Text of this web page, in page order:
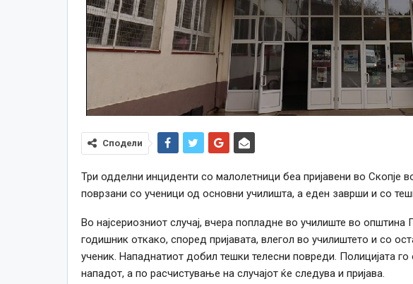
Сподели
Три одделни инциденти со малолетници беа пријавени во Скопје
поврзани со ученици од основни училишта, а еден заврши и со
Во најсериозниот случај, вчера попладне во училиште во општина
годишник откако, според пријавата, влегол во училиштето и со
ученик. Нападнатиот добил тешки телесни повреди. Полицијата
нападот, а по расчистување на случајот ќе следува и пријава.